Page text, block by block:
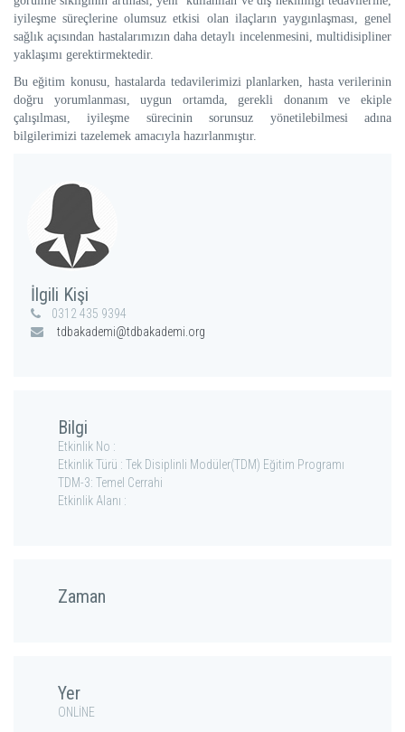
iyileşme süreçlerine olumsuz etkisi olan ilaçların yaygınlaşması, genel
sağlık açısından hastalarımızın daha detaylı incelenmesini, multidisipliner
yaklaşımı gerektirmektedir.
Bu eğitim konusu, hastalarda tedavilerimizi planlarken, hasta verilerinin
doğru yorumlanması, uygun ortamda, gerekli donanım ve ekiple
çalışılması, iyileşme sürecinin sorunsuz yönetilebilmesi adına
bilgilerimizi tazelemek amacıyla hazırlanmıştır.
İlgili Kişi
0312 435 9394
tdbakademi@tdbakademi.org
Bilgi
Etkinlik No :
Etkinlik Türü : Tek Disiplinli Modüler(TDM) Eğitim Programı
TDM-3: Temel Cerrahi
Etkinlik Alanı :
Zaman
Yer
ONLİNE